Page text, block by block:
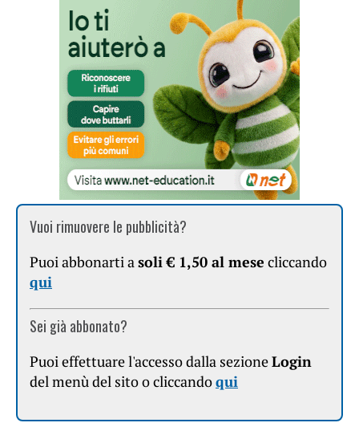
Vuoi rimuovere le pubblicità?
Puoi abbonarti asoli € 1,50 al mese cliccando
qui
Sei già abbonato?
Puoi effettuare l'accesso dalla sezioneLogin
del menù del sito o cliccandoqui